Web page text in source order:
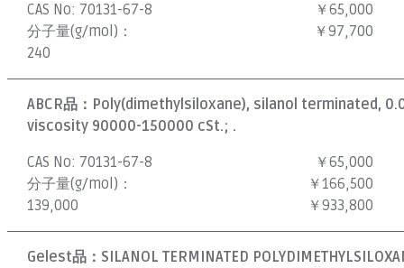
CAS No: 70131-67-8
分子量(g/mol)：
240
￥65,000
￥97,700
ABCR品： Poly(dimethylsiloxane), silanol terminated,
viscosity 90000-150000 cSt.; .
CAS No: 70131-67-8
分子量(g/mol)：
139,000
￥65,000
￥166,500
￥933,800
Gelest品： SILANOL TERMINATED